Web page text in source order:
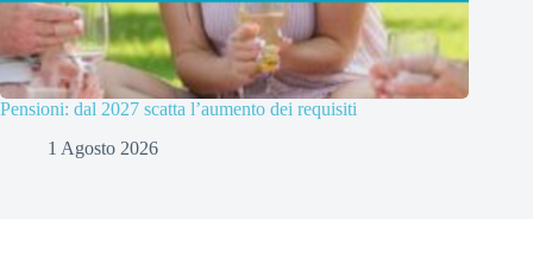
Pensioni: dal 2027 scatta l’aumento dei requisiti
1 Agosto 2026